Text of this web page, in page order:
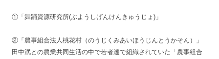
①「舞踊資源研究所(ぶようしげんけんきゅうじょ)」
②「農事組合法人桃花村（のうじくみあいほうじんとうかそん）」
田中泯との農業共同生活の中で若者達で組織されていた「農事組合